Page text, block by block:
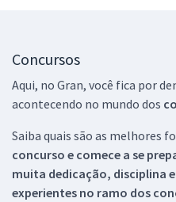
Concursos
Aqui, no Gran, você fica por
acontecendo no mundo dos
Saiba quais são as melhores
concurso e comece a se
muita dedicação, disciplina
experientes no ramo dos